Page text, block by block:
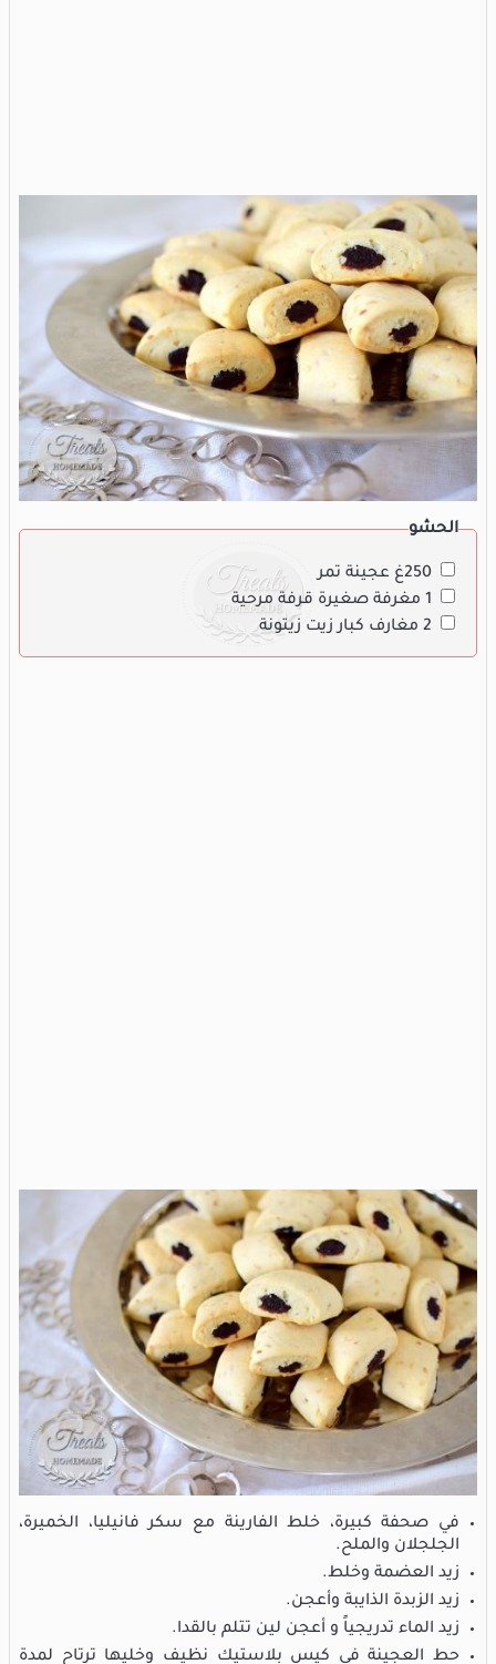
الحشو
250غ عجينة تمر
1 مغرفة صغيرة قرفة مرحية
2 مغارف كبار زيت زيتونة
في صحفة كبيرة، خلط الفارينة مع سكر فانيليا، الخميرة،
الجلجلان والملح.
زيد العضمة وخلط.
زيد الزبدة الذايبة وأعجن.
زيد الماء تدريجياً و أعجن لين تتلم بالقدا.
حط العجينة في كيس بلاستيك نظيف وخليها ترتاح لمدة